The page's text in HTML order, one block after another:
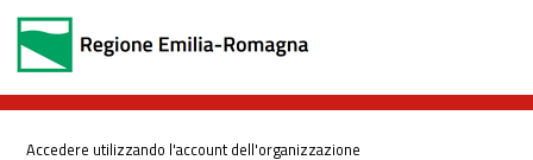
Accedere utilizzando l'account dell'organizzazione